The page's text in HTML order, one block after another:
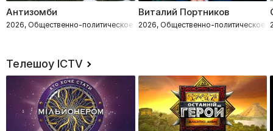
Антизомби
2026, Общественно-политическое
Виталий Портников
2026, Общественно-политическое
Телешоу ICTV